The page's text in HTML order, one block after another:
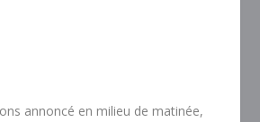
annoncé en milieu de matinée,